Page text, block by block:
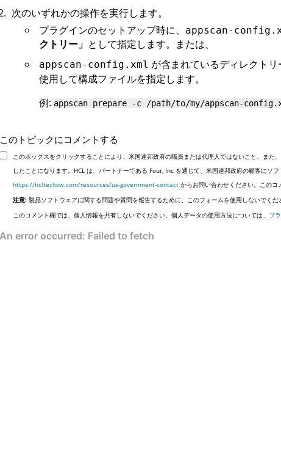
次のいずれかの操作を実行します。
プラグインのセットアップ時に、
appscan-
クトリー」 として指定します。または、
appscan-config.xml が含まれているディレクト
使用して構成ファイルを指定します。
例: appscan prepare -c /path/to/my/appscan-
このトピックにコメントする
このボックスをクリックすることにより、米国連邦政府の職員または代理人ではないこと、ま
したことになります。HCL は、パートナーである Four, Inc を通じて、米国連邦政府の顧客にソ
https://hcltechsw.com/resources/us-government-contact からお問い合わせください。このコ
注意: 製品ソフトウェアに関する問題や質問を報告するために、このフォームを使用しないでくだ
このコメント欄では、個人情報を共有しないでください。個人データの使用方法については、 プ